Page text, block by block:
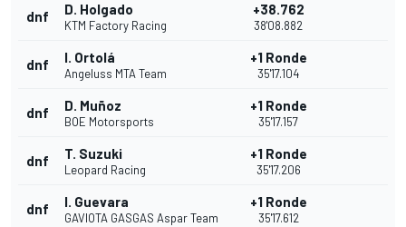
dnf D. Holgado
KTM Factory Racing
+38.762
38'08.882
dnf I. Ortolá
Angeluss MTA Team
+1 Ronde
35'17.104
dnf D. Muñoz
BOE Motorsports
+1 Ronde
35'17.157
dnf T. Suzuki
Leopard Racing
+1 Ronde
35'17.206
dnf I. Guevara
GAVIOTA GASGAS Aspar Team
+1 Ronde
35'17.612